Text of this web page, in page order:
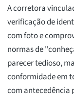
A corretora
verificação de
com foto e
normas de
parecer tedioso,
conformidade em
com antecedência